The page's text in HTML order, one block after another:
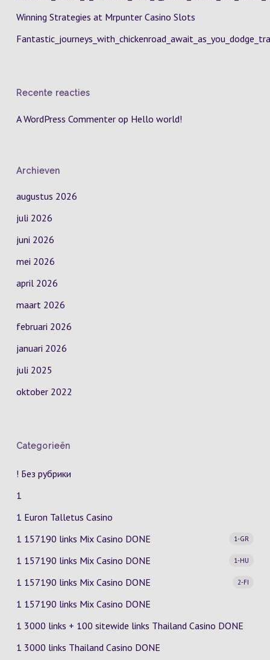
Winning Strategies at Mrpunter Casino Slots
Recente reacties
A WordPress Commenterop Hello world!
Archieven
augustus 2026
juli 2026
juni 2026
mei 2026
april 2026
maart 2026
februari 2026
januari 2026
juli 2025
oktober 2022
Categorieën
! Без рубрики
1
1 Euron Talletus Casino
1 157190 links Mix Casino
1-GR
DONE
1 157190 links Mix Casino
1-HU
DONE
1 157190 links Mix Casino
2-FI
DONE
1 157190 links Mix Casino DONE
1 3000 links + 100 sitewide links Thailand Casino DONE
1 3000 links Thailand Casino DONE